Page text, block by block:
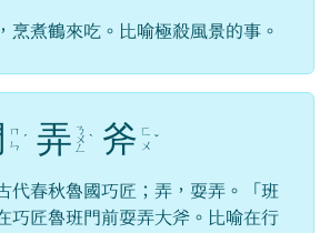
烹煮鶴來吃。比喻極殺風景的事。
ㄇ
ㄣ ˊ 弄 ㄋ
ㄨ
ㄥ
ˋ 斧 ㄈ
ㄨ ˇ
代春秋魯國巧匠；弄，耍弄。「班
巧匠魯班門前耍弄大斧。比喻在行